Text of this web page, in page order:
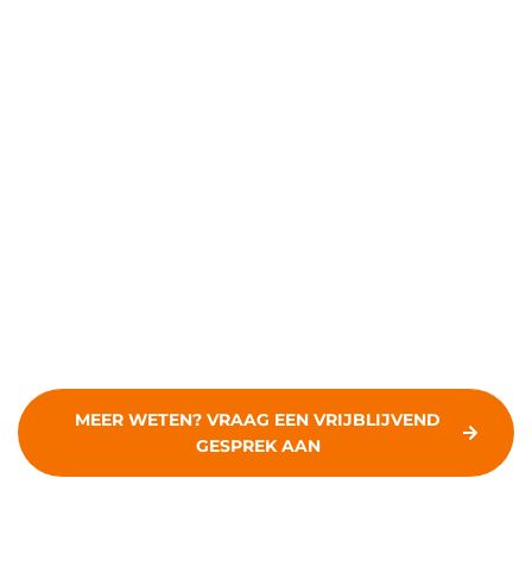
MEER WETEN? VRAAG EEN VRIJBLIJVEND
GESPREK AAN